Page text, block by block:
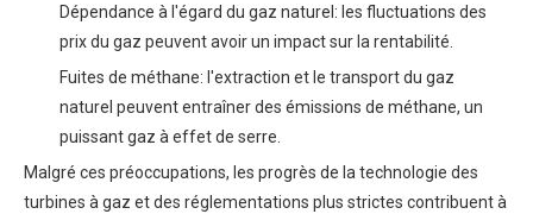
Dépendance à l'égard du gaz naturel: les fluctuations des
prix du gaz peuvent avoir un impact sur la rentabilité.
Fuites de méthane: l'extraction et le transport du gaz
naturel peuvent entraîner des émissions de méthane, un
puissant gaz à effet de serre.
Malgré ces préoccupations, les progrès de la technologie des
turbines à gaz et des réglementations plus strictes contribuent à